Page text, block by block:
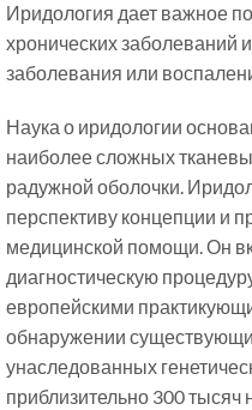
Иридология дает важное
хронических заболеваний
заболевания или
Наука о иридологии
наиболее сложных
радужной оболочки.
перспективу концепции и
медицинской помощи. Он
диагностическую
европейскими
обнаружении
унаследованных
приблизительно 300 тысяч